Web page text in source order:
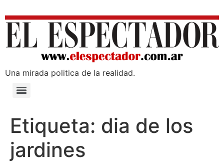
Una mirada poli­tica de la realidad.
Etiqueta: dia de los
jardines